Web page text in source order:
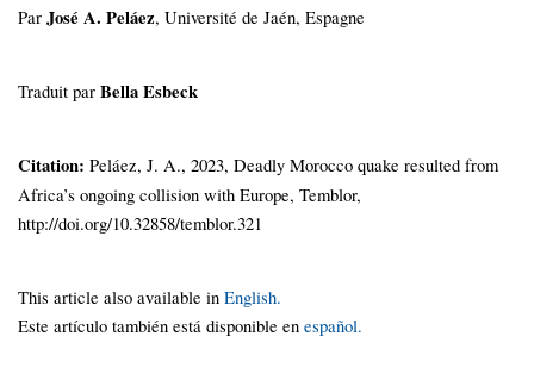
Par José A. Peláez, Université de Jaén, Espagne
Traduit par Bella Esbeck
Citation: Peláez, J. A., 2023, Deadly Morocco quake resulted from
Africa’s ongoing collision with Europe, Temblor,
http://doi.org/10.32858/temblor.321
This article also available in English.
Este artículo también está disponible en español.